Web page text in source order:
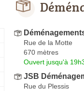
Rue de la Motte
670 mètres
Ouvert jusqu'à
JSB
Rue du Plessis